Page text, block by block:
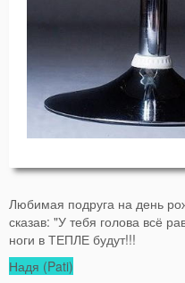
Любимая подруга на день
сказав: "У тебя голова всё
ноги в ТЕПЛЕ будут!!!
Надя (Pati)